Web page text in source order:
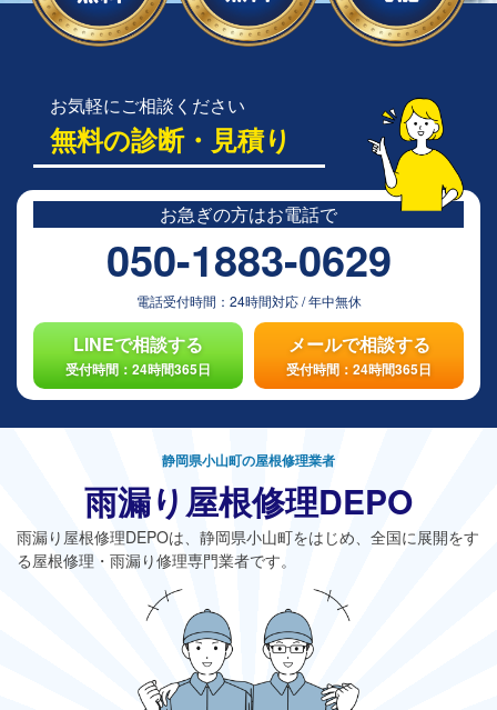
お気軽にご相談ください
無料の診断・見積り
お急ぎの方はお電話で
050-1883-0629
電話受付時間： 24時間対応/年中無休
LINEで相談する
受付時間：24時間365日
メールで相談する
受付時間：24時間365日
静岡県小山町の屋根修理業者
雨漏り屋根修理DEPO
雨漏り屋根修理DEPOは、静岡県小山町をはじめ、全国に展開をす
る屋根修理・雨漏り修理専門業者です。